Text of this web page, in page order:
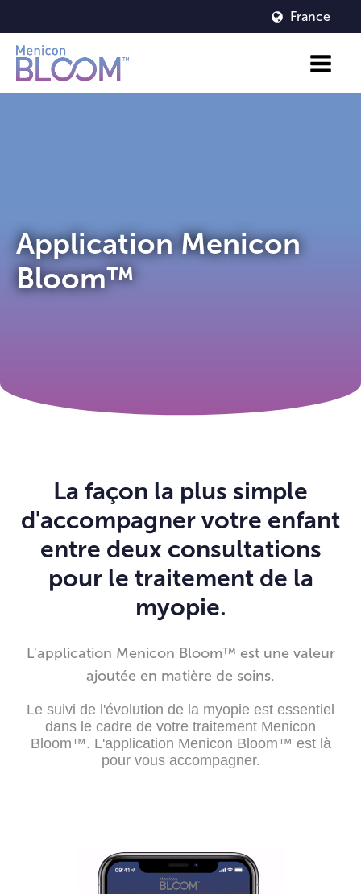
France
Application Menicon
Bloom™
La façon la plus simple
d'accompagner votre enfant
entre deux consultations
pour le traitement de la
myopie.
L'application Menicon Bloom™ est une valeur
ajoutée en matière de soins.
Le suivi de l'évolution de la myopie est essentiel
dans le cadre de votre traitement Menicon
Bloom™. L'application Menicon Bloom™ est là
pour vous accompagner.